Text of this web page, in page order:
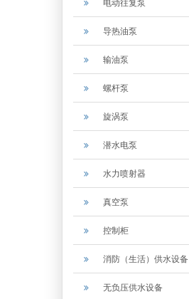
电动往复泵
导热油泵
输油泵
螺杆泵
旋涡泵
潜水电泵
水力喷射器
真空泵
控制柜
消防（生活）供水设备
无负压供水设备